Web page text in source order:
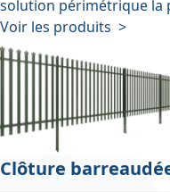
solution périmétrique la
Voir les produits >
Clôture